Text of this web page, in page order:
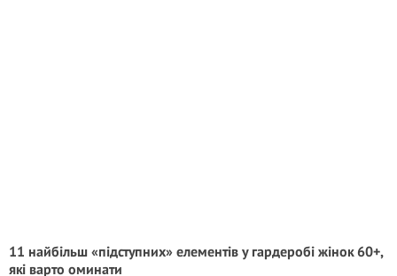
11 найбільш «підступних» елементів у гардеробі жінок 60+,
які варто оминати